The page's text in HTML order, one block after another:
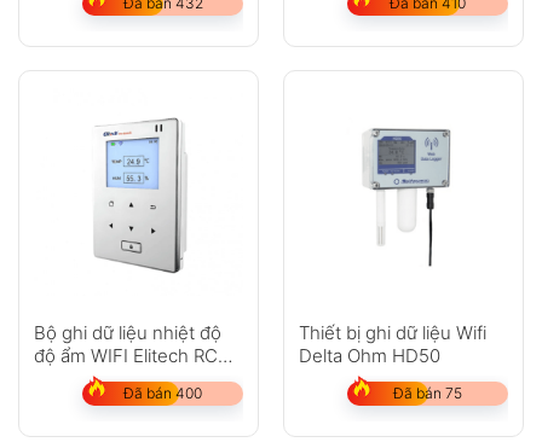
Bộ ghi dữ liệu nhiệt độ
độ ẩm WIFI Elitech RCW-
Đã bán 400
Thiết bị ghi dữ liệu Wifi
Delta Ohm HD50
Đã bán 75